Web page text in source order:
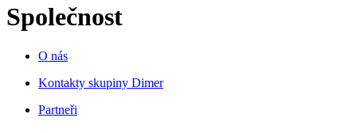
Společnost
O nás
Kontakty skupiny Dimer
Partneři